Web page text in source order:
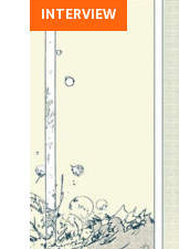
INTERVIEW